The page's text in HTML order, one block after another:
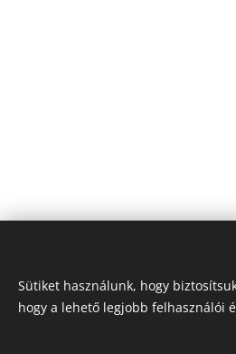
Sütiket használunk, hogy
hogy a lehető legjobb felhasználói